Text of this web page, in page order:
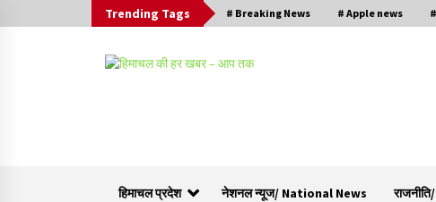
Trending Tags # Breaking News # Apple news
हिमाचल प्रदेश नेशनल न्यूज/ National News